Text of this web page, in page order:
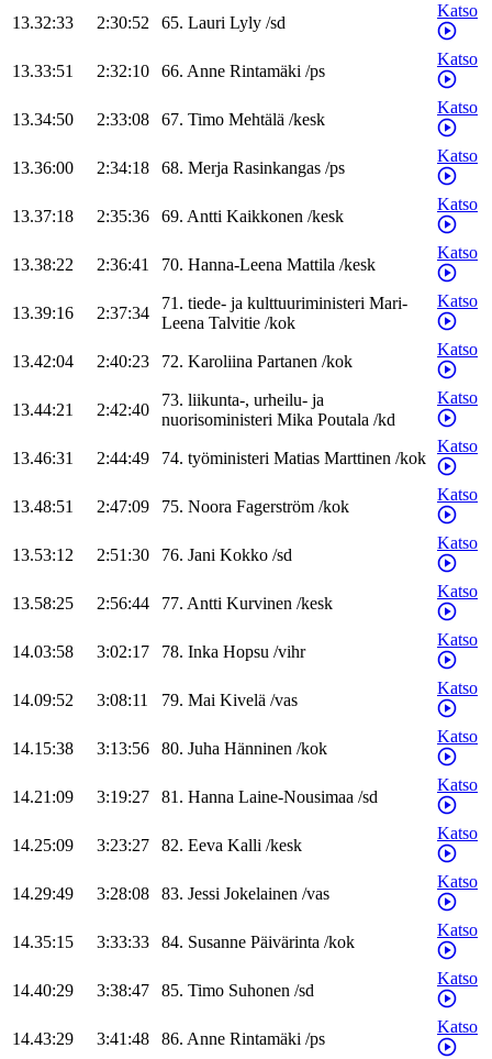
13.32:33 2:30:52 65. Lauri Lyly /sd
Katso
13.33:51 2:32:10 66. Anne Rintamäki /ps
Katso
13.34:50 2:33:08 67. Timo Mehtälä /kesk
Katso
13.36:00 2:34:18 68. Merja Rasinkangas /ps
Katso
13.37:18 2:35:36 69. Antti Kaikkonen /kesk
Katso
13.38:22 2:36:41 70. Hanna-Leena Mattila /kesk
Katso
13.39:16 2:37:34
71. tiede- ja kulttuuriministeri Mari-
Leena Talvitie /kok
Katso
13.42:04 2:40:23 72. Karoliina Partanen /kok
Katso
13.44:21 2:42:40
73. liikunta-, urheilu- ja
nuorisoministeri Mika Poutala /kd
Katso
13.46:31 2:44:49 74. työministeri Matias Marttinen /kok
Katso
13.48:51 2:47:09 75. Noora Fagerström /kok
Katso
13.53:12 2:51:30 76. Jani Kokko /sd
Katso
13.58:25 2:56:44 77. Antti Kurvinen /kesk
Katso
14.03:58 3:02:17 78. Inka Hopsu /vihr
Katso
14.09:52 3:08:11 79. Mai Kivelä /vas
Katso
14.15:38 3:13:56 80. Juha Hänninen /kok
Katso
14.21:09 3:19:27 81. Hanna Laine-Nousimaa /sd
Katso
14.25:09 3:23:27 82. Eeva Kalli /kesk
Katso
14.29:49 3:28:08 83. Jessi Jokelainen /vas
Katso
14.35:15 3:33:33 84. Susanne Päivärinta /kok
Katso
14.40:29 3:38:47 85. Timo Suhonen /sd
Katso
14.43:29 3:41:48 86. Anne Rintamäki /ps
Katso